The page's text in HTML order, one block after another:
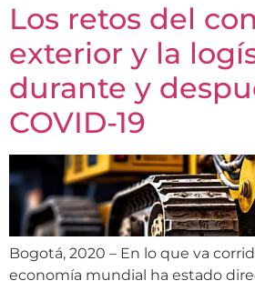
Los retos del
exterior y la
durante y
COVID-19
Bogotá, 2020 – En lo que va
economía mundial ha estado